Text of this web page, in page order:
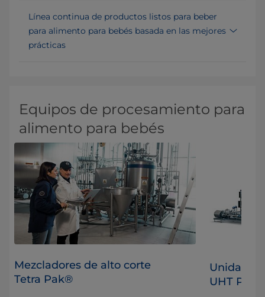
Línea continua de productos listos para beber
para alimento para bebés basada en las mejores
prácticas
Equipos de procesamiento para
alimento para bebés
Mezcladores de alto corte
Tetra Pak®
Unidad
UHT PFF